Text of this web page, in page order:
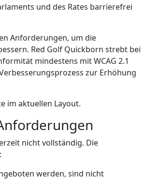
und des Rates barrierefrei
Anforderungen, um die
Red Golf Quickborn strebt bei
mindestens mit WCAG 2.1
zur Erhöhung
im aktuellen Layout.
nicht vollständig. Die
werden, sind nicht